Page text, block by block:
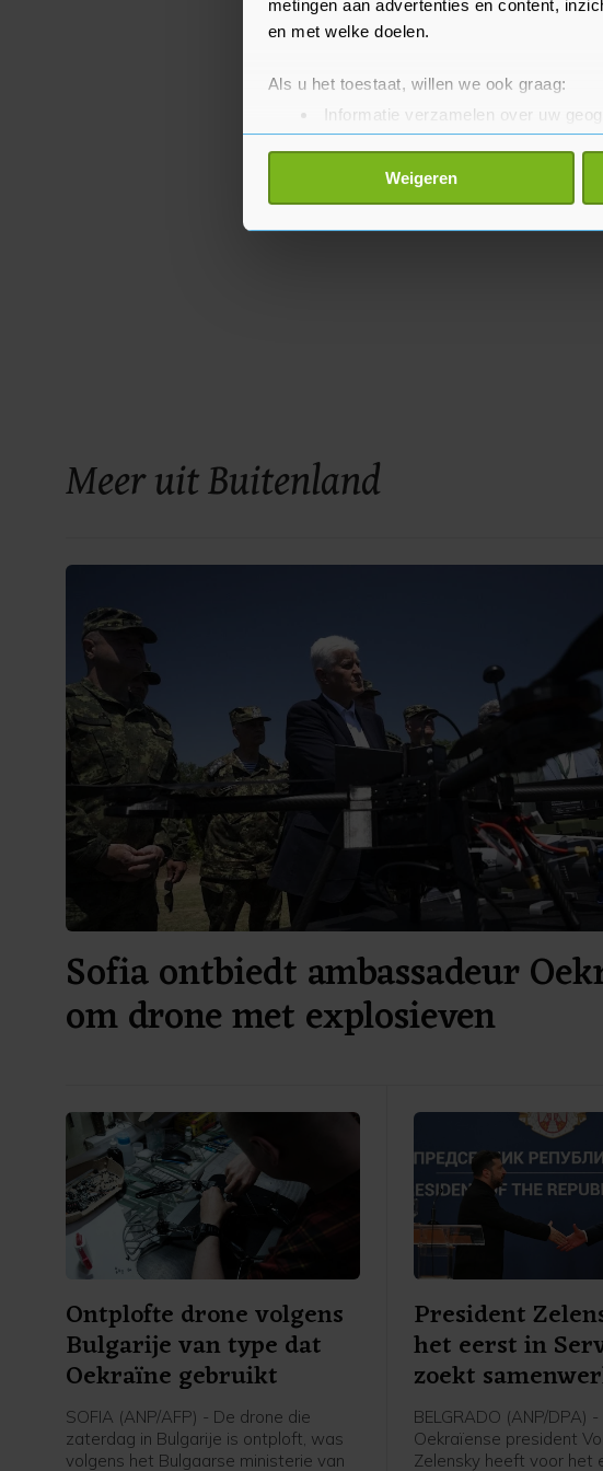
metingen aan advertenties en content,
en met welke doelen.
Als u het toestaat, willen we ook graag:
Informatie verzamelen over uw
Uw apparaat identificeren door het
Lees meer over hoe uw persoonlijke
toestemming op elk moment wijzigen of
Weigeren
Meer uit Buitenland
Sofia ontbiedt ambassadeur
om drone met explosieven
Ontplofte drone volgens
Bulgarije van type dat
Oekraïne gebruikt
SOFIA (ANP/AFP) - De drone die
zaterdag in Bulgarije is ontploft, was
volgens het Bulgaarse ministerie van
President
het eerst in
zoekt
BELGRADO (ANP/DPA) -
Oekraïense president
Zelensky heeft voor het